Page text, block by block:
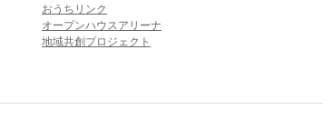
おうちリンク
オープンハウスアリーナ
地域共創プロジェクト